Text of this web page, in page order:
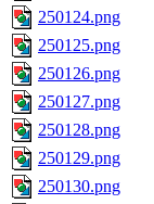
250124.png
250125.png
250126.png
250127.png
250128.png
250129.png
250130.png